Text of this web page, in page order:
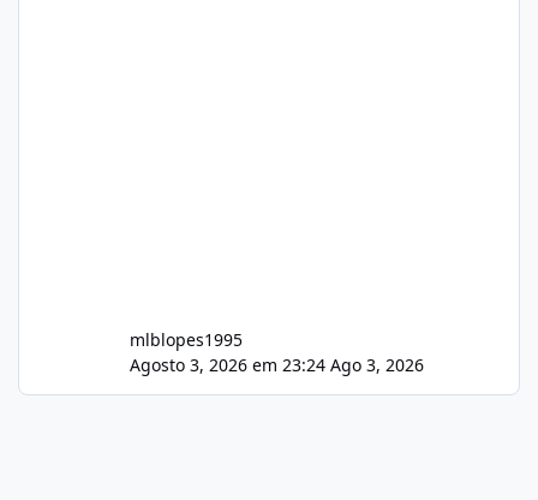
mlblopes1995
Agosto 3, 2026 em 23:24 Ago 3, 2026